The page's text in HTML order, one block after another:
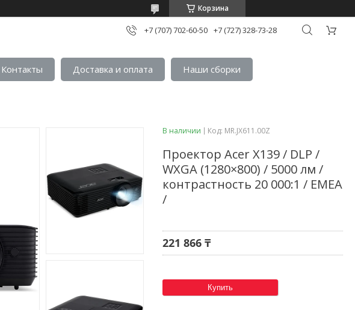
Корзина
+7 (707) 702-60-50 +7 (727) 328-73-28
Контакты Доставка и оплата Наши сборки
В наличии Код: MR.JX611.00Z
Проектор Acer X139 / DLP /
WXGA (1280×800) / 5000 лм /
контрастность 20 000:1 / EMEA
/
221 866 ₸
Купить